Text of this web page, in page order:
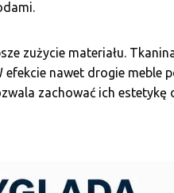
zużycie materiału.
efekcie nawet drogie meble
zachować ich estetykę